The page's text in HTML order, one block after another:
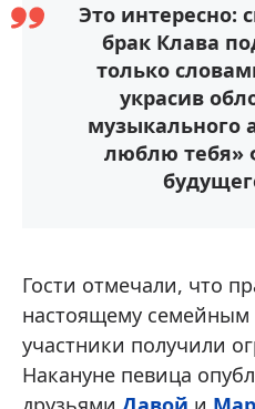
Это интересно:
брак Клава
только
украсив
музыкального
люблю тебя»
Гости отмечали, что
настоящему
участники получили
Накануне певица